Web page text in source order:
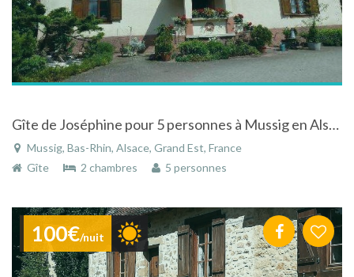
Gîte de Joséphine pour 5 personnes à Mussig en Alsace
Mussig, Bas-Rhin, Alsace, Grand Est, France
Gîte
2 chambres 5 personnes
100€/nuit